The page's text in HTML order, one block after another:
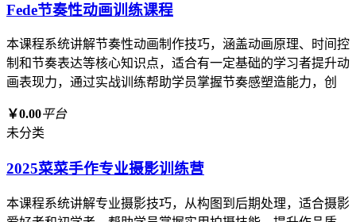
Fede节奏性动画训练课程
本课程系统讲解节奏性动画制作技巧，涵盖动画原理、时间控
制和节奏表达等核心知识点，适合有一定基础的学习者提升动
画表现力，通过实战训练帮助学员掌握节奏感塑造能力，创
￥0.00平台
未分类
2025菜菜手作专业摄影训练营
本课程系统讲解专业摄影技巧，从构图到后期处理，适合摄影